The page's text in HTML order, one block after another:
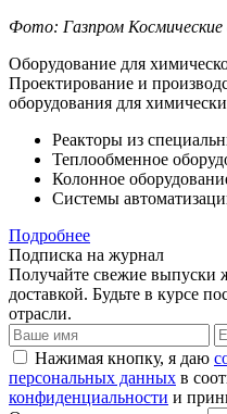
Фото: Газпром
Оборудование для
Проектирование и
оборудования для
Реакторы из
Теплообменное
Колонное
Системы
Подробнее
Подписка на журнал
Получайте свежие выпуски
доставкой. Будьте в курсе
отрасли.
Нажимая кнопку, я даю
персональных данных в
конфиденциальности и